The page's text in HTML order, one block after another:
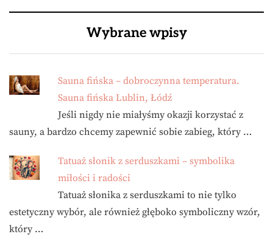
Wybrane wpisy
Sauna fińska – dobroczynna temperatura.
Sauna fińska Lublin, Łódź
Jeśli nigdy nie miałyśmy okazji korzystać z
sauny, a bardzo chcemy zapewnić sobie zabieg, który …
Tatuaż słonik z serduszkami – symbolika
miłości i radości
Tatuaż słonika z serduszkami to nie tylko
estetyczny wybór, ale również głęboko symboliczny wzór,
który …